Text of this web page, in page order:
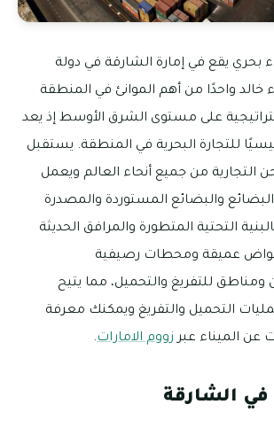
بحري يقع في إمارة الشارقة في دولة
خالد واحدًا من أهم الموانئ في المنطقة
على مستوى الشرق الأوسط إذ يعد
للتجارة البحرية في المنطقة. يستقبل
التجارية من جميع أنحاء العالم ويعمل
والبضائع المستوردة والمصدرة
التحتية المتطورة والمرافق الحديثة
أحواض عميقة ومحطات رصيفية
للتفريغ والتحميل، مما يتيح
التحميل والتفريغ ويمكنك معرفة
عن الميناء عبر زووم الامارات.
في الشارقة